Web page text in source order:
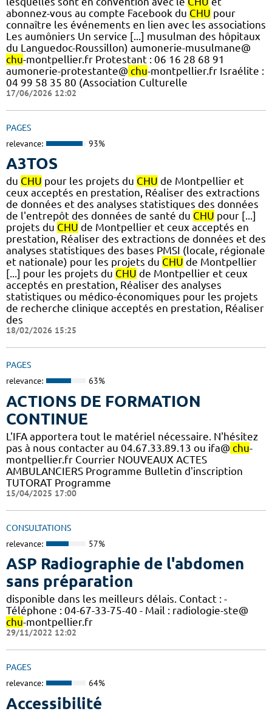
abonnez-vous au compte Facebook du CHU pour
connaître les événements en lien avec les associations
Les aumôniers Un service [...] musulman des hôpitaux
du Languedoc-Roussillon) aumonerie-musulmane@
chu-montpellier.fr Protestant : 06 16 28 68 91
aumonerie-protestante@ chu-montpellier.fr Israélite :
04 99 58 35 80 (Association Culturelle
17/06/2026 12:02
PAGES
relevance: 93%
A3TOS
du CHU pour les projets du CHU de Montpellier et
ceux acceptés en prestation, Réaliser des extractions
de données et des analyses statistiques des données
de l'entrepôt des données de santé du CHU pour [...]
projets du CHU de Montpellier et ceux acceptés en
prestation, Réaliser des extractions de données et des
analyses statistiques des bases PMSI (locale, régionale
et nationale) pour les projets du CHU de Montpellier
[...] pour les projets du CHU de Montpellier et ceux
acceptés en prestation, Réaliser des analyses
statistiques ou médico-économiques pour les projets
de recherche clinique acceptés en prestation, Réaliser
des
18/02/2026 15:25
PAGES
relevance: 63%
ACTIONS DE FORMATION
CONTINUE
L'IFA apportera tout le matériel nécessaire. N'hésitez
pas à nous contacter au 04.67.33.89.13 ou ifa@ chu-
montpellier.fr Courrier NOUVEAUX ACTES
AMBULANCIERS Programme Bulletin d'inscription
TUTORAT Programme
15/04/2025 17:00
CONSULTATIONS
relevance: 57%
ASP Radiographie de l'abdomen
sans préparation
disponible dans les meilleurs délais. Contact : -
Téléphone : 04-67-33-75-40 - Mail : radiologie-ste@
chu-montpellier.fr
29/11/2022 12:02
PAGES
relevance: 64%
Accessibilité